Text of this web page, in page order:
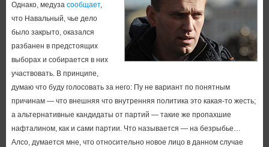
Однако, медуза сообщает,
что Навальный, чье дело
было закрыто, оказался
разбанен в предстоящих
выборах и собирается в них
участвовать. В принципе,
думаю что буду голосовать за него: Пу не вариант по понятным
причинам — что внешняя что внутренняя политика это какая-то жесть;
а альтернативные кандидаты от партий — такие же пропахшие
нафталином, как и сами партии. Что называется — на безрыбье…
Алсо, думается мне, что относительно новое лицо в данном случае